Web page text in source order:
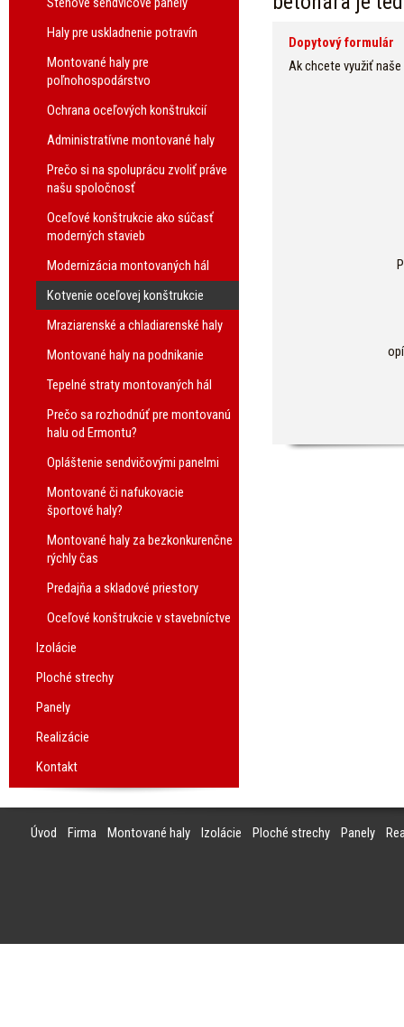
Haly pre uskladnenie potravín
Montované haly pre
poľnohospodárstvo
Ochrana oceľových konštrukcií
Administratívne montované haly
Prečo si na spoluprácu zvoliť práve
našu spoločnosť
Oceľové konštrukcie ako súčasť
moderných stavieb
Modernizácia montovaných hál
Kotvenie oceľovej konštrukcie
Mraziarenské a chladiarenské haly
Montované haly na podnikanie
Tepelné straty montovaných hál
Prečo sa rozhodnúť pre montovanú
halu od Ermontu?
Opláštenie sendvičovými panelmi
Montované či nafukovacie
športové haly?
Montované haly za bezkonkurenčne
rýchly čas
Predajňa a skladové priestory
Oceľové konštrukcie v stavebníctve
Izolácie
Ploché strechy
Panely
Realizácie
Kontakt
Dopytový formulár
Ak chcete využiť
Úvod Firma Montované haly Izolácie Ploché strechy Panely